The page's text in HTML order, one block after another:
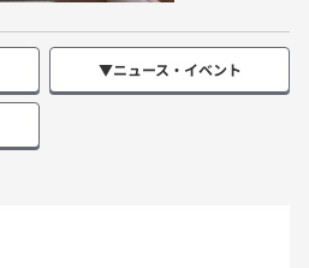
▼ニュース・イベント